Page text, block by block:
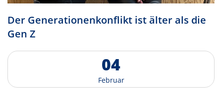
Der Generationenkonflikt istälterals die
Gen Z
04
Februar